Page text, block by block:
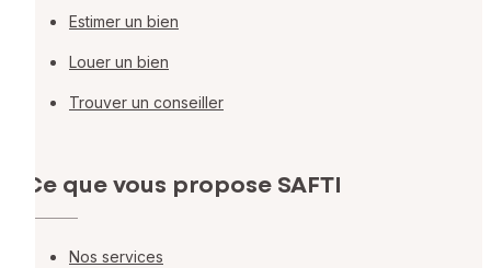
Estimer un bien
Louer un bien
Trouver un conseiller
Ce que vous propose SAFTI
Nos services